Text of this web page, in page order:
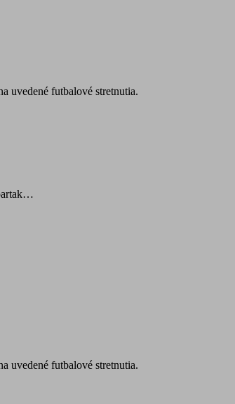
uvedené futbalové stretnutia.
uvedené futbalové stretnutia.